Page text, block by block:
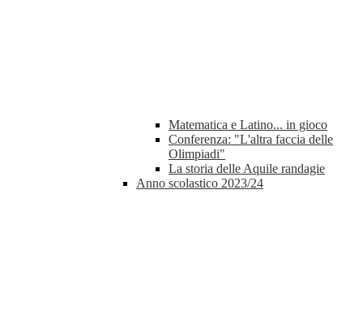
Matematica e Latino... in gioco
Conferenza: "L'altra faccia delle
Olimpiadi"
La storia delle Aquile randagie
Anno scolastico 2023/24